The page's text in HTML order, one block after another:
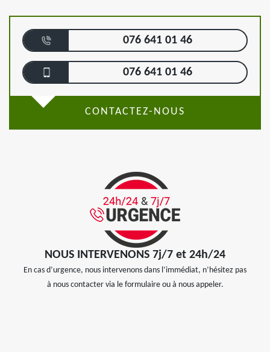
076 641 01 46
076 641 01 46
CONTACTEZ-NOUS
NOUS INTERVENONS 7j/7 et 24h/24
En cas d’urgence, nous intervenons dans l’immédiat, n’hésitez pas
à nous contacter via le formulaire ou à nous appeler.